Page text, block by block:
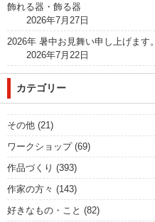
飾れる器・飾る器
2026年7月27日
2026年 暑中お見舞い申し上げます。
2026年7月22日
カテゴリー
その他 (21)
ワークショップ(69)
作品づくり (393)
作家の方々 (143)
好きなもの・こと (82)